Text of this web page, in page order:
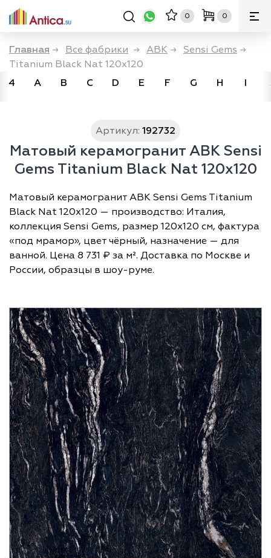
0 0
Главная → Все фабрики → ABK → Sensi Gems →
Titanium Black Nat 120x120
4
A B C D E F G H I
Артикул: 192732
Матовый керамогранит ABK Sensi
Gems Titanium Black Nat 120x120
Матовый керамогранит ABK Sensi Gems Titanium
Black Nat 120x120 — производство: Италия,
коллекция Sensi Gems, размер 120х120 см, фактура
«под мрамор», цвет чёрный, назначение — для
ванной. Цена 8 731 ₽ за м². Доставка по Москве и
России, образцы в шоу-руме.